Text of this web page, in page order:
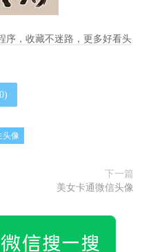
序，收藏不迷路，更多好看头
0)
头像
下一篇
美女卡通微信头像